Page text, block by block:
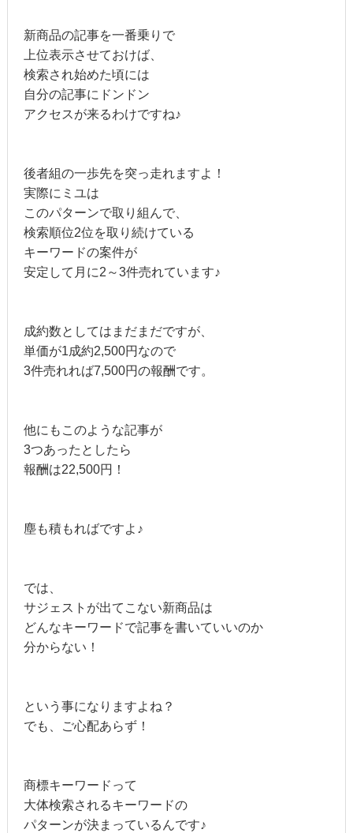
新商品の記事を一番乗りで
上位表示させておけば、
検索され始めた頃には
自分の記事にドンドン
アクセスが来るわけですね♪
後者組の一歩先を突っ走れますよ！
実際にミユは
このパターンで取り組んで、
検索順位2位を取り続けている
キーワードの案件が
安定して月に2～3件売れています♪
成約数としてはまだまだですが、
単価が1成約2,500円なので
3件売れれば7,500円の報酬です。
他にもこのような記事が
3つあったとしたら
報酬は22,500円！
塵も積もればですよ♪
では、
サジェストが出てこない新商品は
どんなキーワードで記事を書いていいのか
分からない！
という事になりますよね？
でも、ご心配あらず！
商標キーワードって
大体検索されるキーワードの
パターンが決まっているんです♪